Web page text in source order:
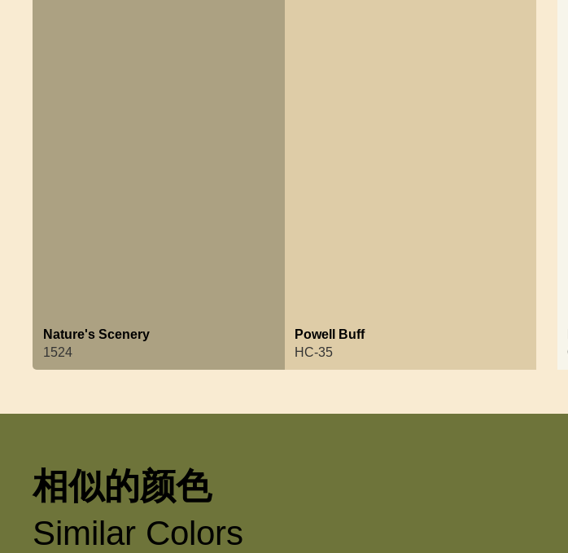
Nature's Scenery
1524
Powell Buff
HC-35
相似的颜色
Similar Colors